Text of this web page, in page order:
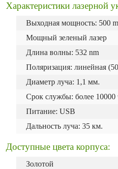
Характеристики лазерной
Выходная мощность: 500
Мощный зеленый лазер
Длина волны: 532 nm
Поляризация: линейная
Диаметр луча: 1,1 мм.
Срок службы: более 10000
Питание: USB
Дальность луча: 35 км.
Доступные цвета корпуса:
Золотой